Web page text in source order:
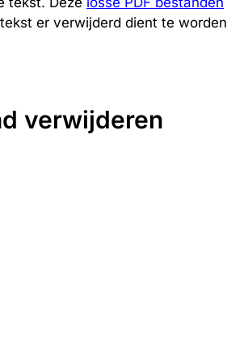
er verwijderd dient te worden
verwijderen